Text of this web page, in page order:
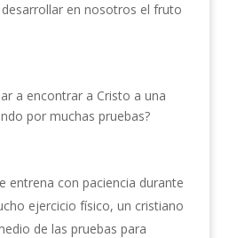
en nosotros el fruto
a encontrar a Cristo a una
por muchas pruebas?
entrena con paciencia durante
ejercicio físico, un cristiano
de las pruebas para